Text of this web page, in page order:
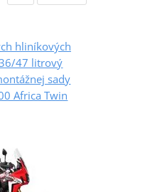
hliníkových
36/47 litrový
sady
Africa Twin